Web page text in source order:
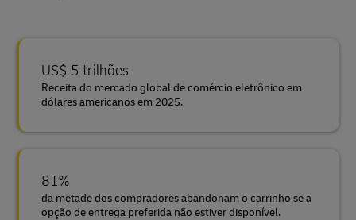
US$ 5 trilhões
Receita do mercado global de comércio eletrônico em
dólares americanos em 2025.
81%
da metade dos compradores abandonam o carrinho se a
opção de entrega preferida não estiver disponível.